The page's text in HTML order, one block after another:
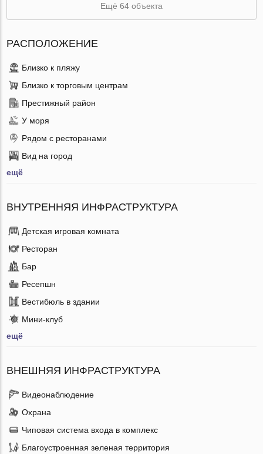
Ещё 64 объекта
РАСПОЛОЖЕНИЕ
Близко к пляжу
Близко к торговым центрам
Престижный район
У моря
Рядом с ресторанами
Вид на город
ещё
ВНУТРЕННЯЯ ИНФРАСТРУКТУРА
Детская игровая комната
Ресторан
Бар
Ресепшн
Вестибюль в здании
Мини-клуб
ещё
ВНЕШНЯЯ ИНФРАСТРУКТУРА
Видеонаблюдение
Охрана
Чиповая система входа в комплекс
Благоустроенная зеленая территория